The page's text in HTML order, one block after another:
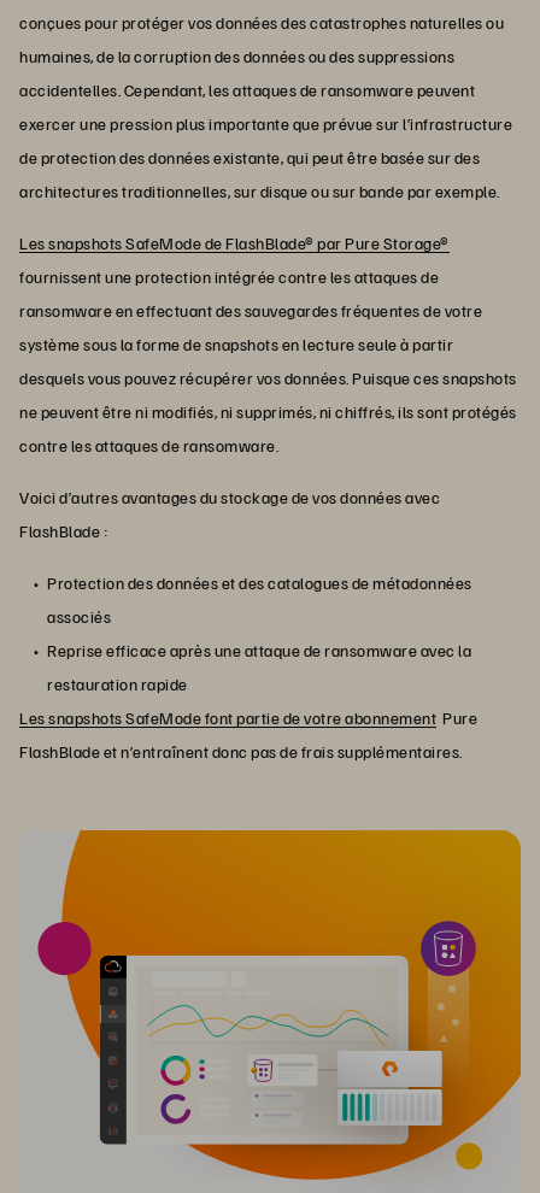
conçues pour protéger vos données des catastrophes naturelles ou
humaines, de la corruption des données ou des suppressions
accidentelles. Cependant, les attaques de ransomware peuvent
exercer une pression plus importante que prévue sur l’infrastructure
de protection des données existante, qui peut être basée sur des
architectures traditionnelles, sur disque ou sur bande par exemple.
Les snapshots SafeMode de FlashBlade® par Pure Storage®
fournissent une protection intégrée contre les attaques de
ransomware en effectuant des sauvegardes fréquentes de votre
système sous la forme de snapshots en lecture seule à partir
desquels vous pouvez récupérer vos données. Puisque ces snapshots
ne peuvent être ni modifiés, ni supprimés, ni chiffrés, ils sont protégés
contre les attaques de ransomware.
Voici d’autres avantages du stockage de vos données avec
FlashBlade :
Protection des données et des catalogues de métadonnées
associés
Reprise efficace après une attaque de ransomware avec la
restauration rapide
Les snapshots SafeMode font partie de votre abonnement Pure
FlashBlade et n’entraînent donc pas de frais supplémentaires.